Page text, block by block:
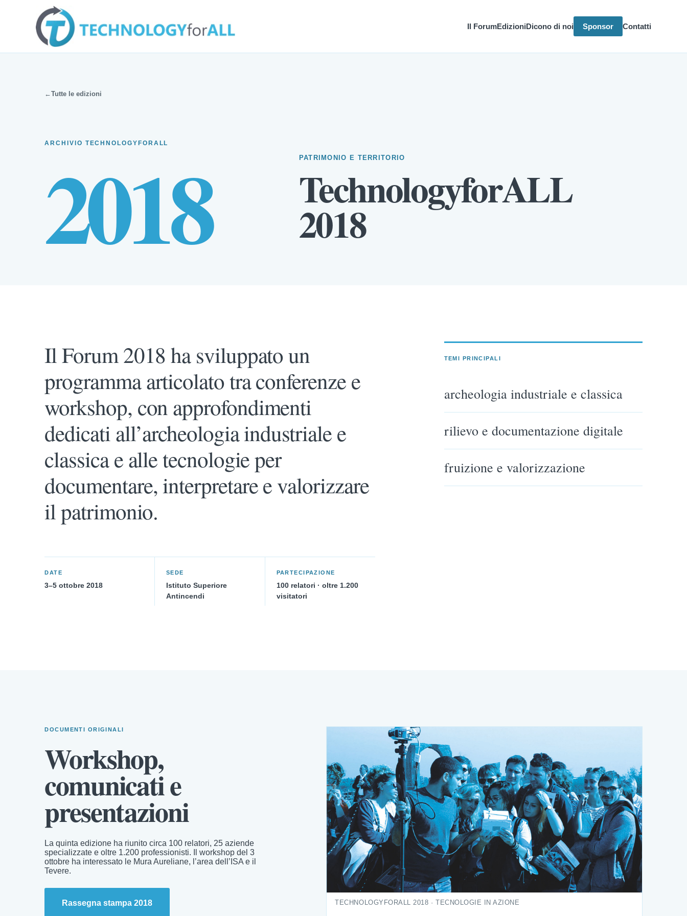
Il ForumEdizioniDicono di noi Sponsor Contatti
←Tutte le edizioni
ARCHIVIO TECHNOLOGYFORALL
2018 PATRIMONIO E TERRITORIO
TechnologyforALL
2018
Il Forum 2018 ha sviluppato un
programma articolato tra conferenze e
workshop, con approfondimenti
dedicati all’archeologia industriale e
classica e alle tecnologie per
documentare, interpretare e valorizzare
il patrimonio.
DATE
3–5 ottobre 2018
SEDE
Istituto Superiore
Antincendi
PARTECIPAZIONE
100 relatori · oltre 1.200
visitatori
TEMI PRINCIPALI
archeologia industriale e classica
rilievo e documentazione digitale
fruizione e valorizzazione
DOCUMENTI ORIGINALI
Workshop,
comunicati e
presentazioni
La quinta edizione ha riunito circa 100 relatori, 25 aziende
specializzate e oltre 1.200 professionisti. Il workshop del 3
ottobre ha interessato le Mura Aureliane, l’area dell’ISA e il
Tevere.
Rassegna stampa 2018 TECHNOLOGYFORALL 2018 · TECNOLOGIE IN AZIONE